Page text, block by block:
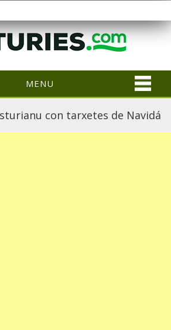
MENU
con tarxetes de Navidá